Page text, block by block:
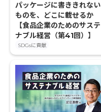
パッケージに書ききれない
ものを、どこに載せるか
【食品企業のためのサステ
ナブル経営（第41回）】
SDGsに貢献